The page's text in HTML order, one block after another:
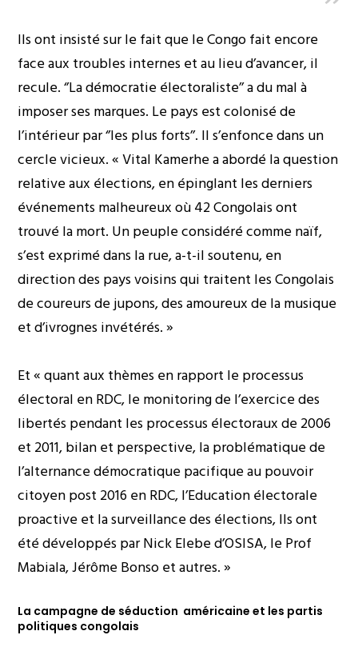
Ils ont insisté sur le fait que le Congo fait encore
face aux troubles internes et au lieu d’avancer, il
recule. ‘’La démocratie électoraliste’’ a du mal à
imposer ses marques. Le pays est colonisé de
l’intérieur par ‘’les plus forts’’. Il s’enfonce dans un
cercle vicieux. « Vital Kamerhe a abordé la question
relative aux élections, en épinglant les derniers
événements malheureux où 42 Congolais ont
trouvé la mort. Un peuple considéré comme naïf,
s’est exprimé dans la rue, a-t-il soutenu, en
direction des pays voisins qui traitent les Congolais
de coureurs de jupons, des amoureux de la musique
et d’ivrognes invétérés. »
Et « quant aux thèmes en rapport le processus
électoral en RDC, le monitoring de l’exercice des
libertés pendant les processus électoraux de 2006
et 2011, bilan et perspective, la problématique de
l’alternance démocratique pacifique au pouvoir
citoyen post 2016 en RDC, l’Education électorale
proactive et la surveillance des élections, Ils ont
été développés par Nick Elebe d’OSISA, le Prof
Mabiala, Jérôme Bonso et autres. »
La campagne de séduction américaine et les partis
politiques congolais